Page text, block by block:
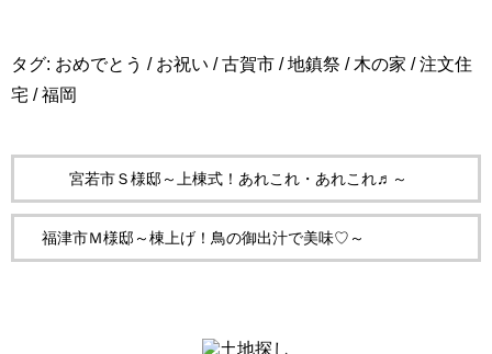
タグ: おめでとう / お祝い /古賀市 /地鎮祭 / 木の家 /注文住
宅 /福岡
宮若市Ｓ様邸～上棟式！あれこれ・あれこれ♬～
福津市Ｍ様邸～棟上げ！鳥の御出汁で美味♡～